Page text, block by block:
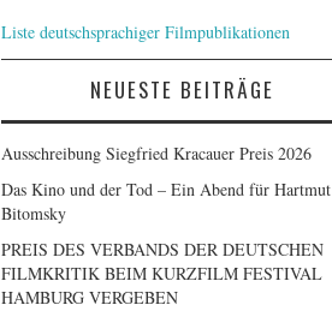
Liste deutschsprachiger Filmpublikationen
NEUESTE BEITRÄGE
Ausschreibung Siegfried Kracauer Preis 2026
Das Kino und der Tod – Ein Abend für Hartmut
Bitomsky
PREIS DES VERBANDS DER DEUTSCHEN
FILMKRITIK BEIM KURZFILM FESTIVAL
HAMBURG VERGEBEN